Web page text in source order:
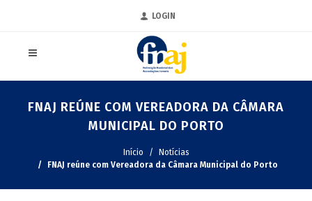
LOGIN
FNAJ REÚNE COM VEREADORA DA CÂMARA
MUNICIPAL DO PORTO
Início
Notícias
FNAJ reúne com Vereadora da Câmara Municipal do Porto